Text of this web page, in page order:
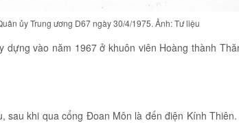
ủy Trung ương D67 ngày 30/4/1975. Ảnh: Tư liệu
vào năm 1967 ở khuôn viên Hoàng thành
sau khi qua cổng Đoan Môn là đến điện Kính